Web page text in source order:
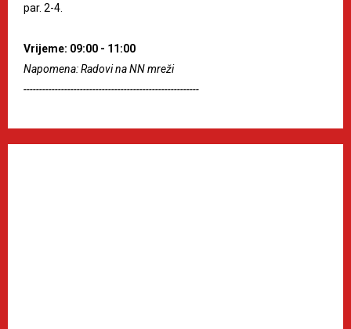
par. 2-4.
Vrijeme: 09:00 - 11:00
Napomena: Radovi na NN mreži
--------------------------------------------------------